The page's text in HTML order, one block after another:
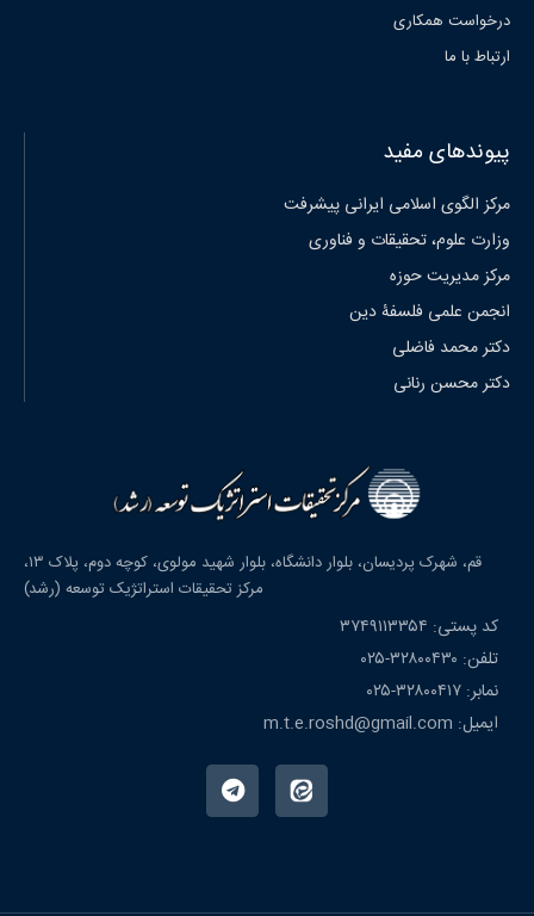
درخواست همکاری
ارتباط با ما
پیوندهای مفید
مرکز الگوی اسلامی ایرانی پیشرفت
وزارت علوم، تحقیقات و فناوری
مرکز مدیریت حوزه
انجمن علمی فلسفۀ دین
دکتر محمد فاضلی
دکتر محسن رنانی
قم، شهرک پردیسان، بلوار دانشگاه، بلوار شهید مولوی، کوچه دوم، پلاک ۱۳،
مرکز تحقیقات استراتژیک توسعه (رشد)
کد پستی: ۳۷۴۹۱۱۳۳۵۴
تلفن: ۳۲۸۰۰۴۳۰-۰۲۵
نمابر: ۳۲۸۰۰۴۱۷-۰۲۵
ایمیل: m.t.e.roshd@gmail.com